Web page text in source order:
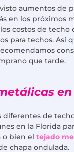
aumentos de
en los próximos
costos de techo
para techos. Así
que tarde.
diferentes de
en la Florida
o bien el tejado
chapa ondulada.